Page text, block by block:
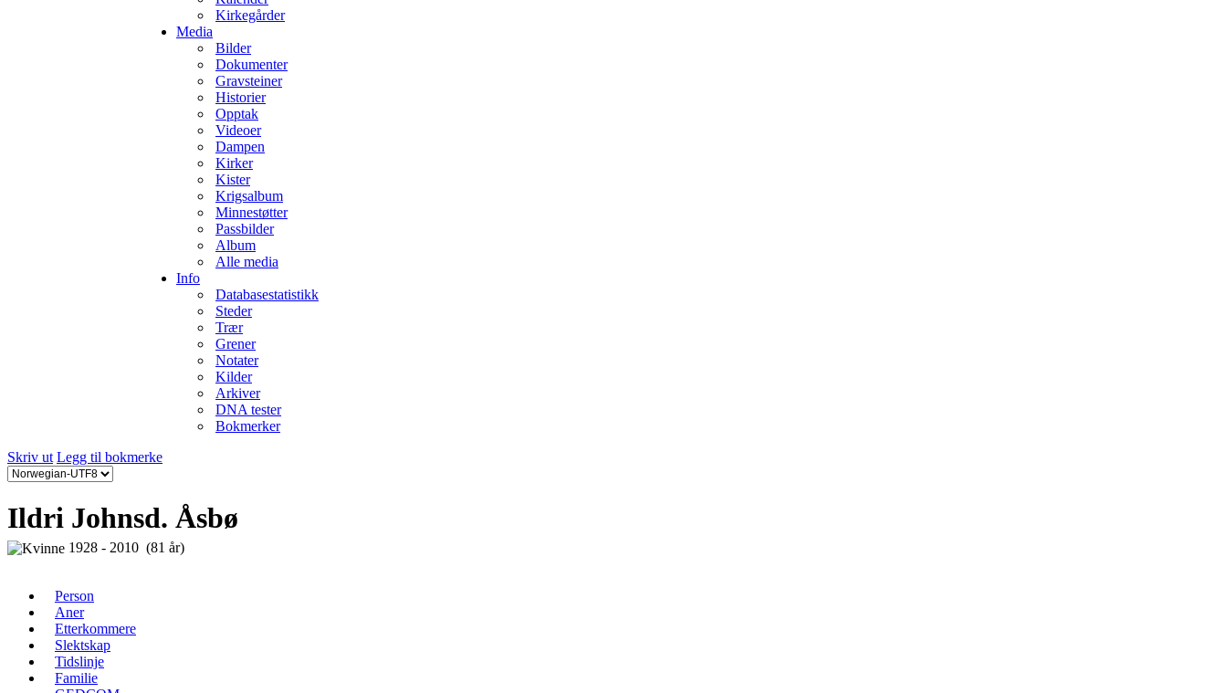
Kirkegårder
Media
Bilder
Dokumenter
Gravsteiner
Historier
Opptak
Videoer
Dampen
Kirker
Kister
Krigsalbum
Minnestøtter
Passbilder
Album
Alle media
Info
Databasestatistikk
Steder
Trær
Grener
Notater
Kilder
Arkiver
DNA tester
Bokmerker
Skriv ut Legg til bokmerke
Ildri Johnsd. Åsbø
1928 - 2010 (81 år)
Person
Aner
Etterkommere
Slektskap
Tidslinje
Familie